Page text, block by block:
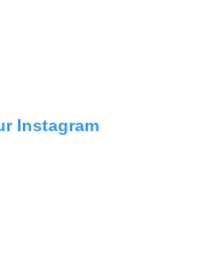
Instagram